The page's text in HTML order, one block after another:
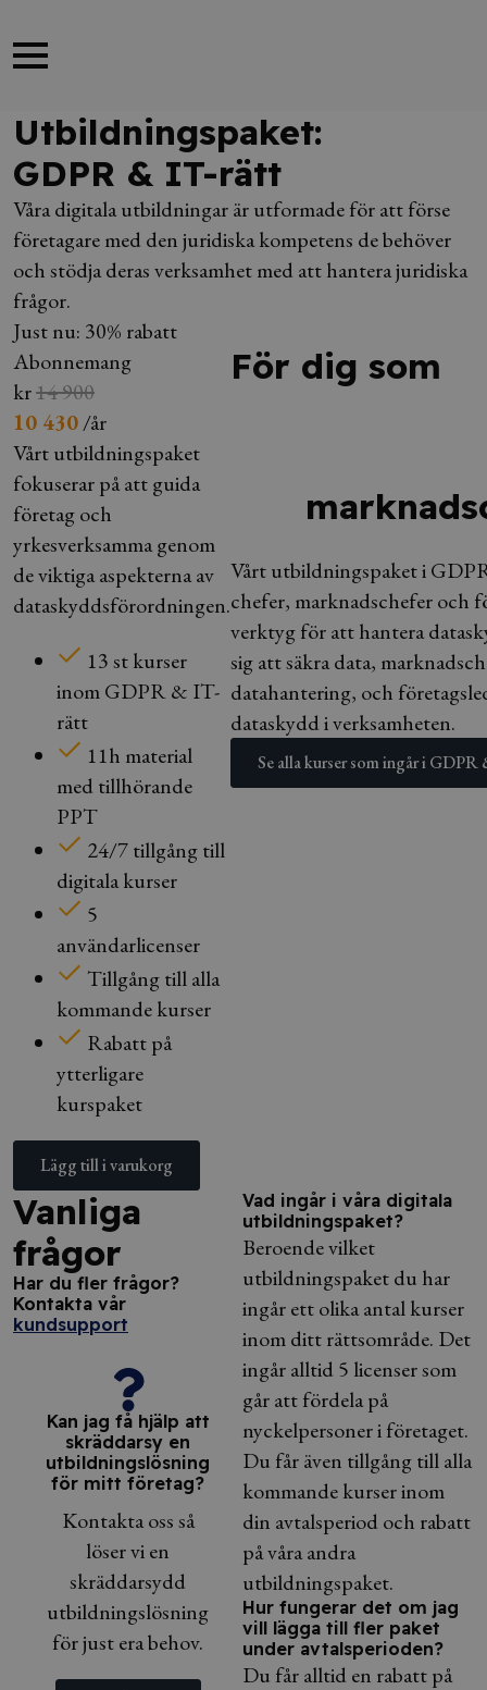
Utbildningspaket:
GDPR & IT-rätt
Våra digitala utbildningar är utformade för att förse
företagare med den juridiska kompetens de behöver
och stödja deras verksamhet med att hantera juridiska
frågor.
Just nu: 30% rabatt
Abonnemang
kr14 900
10 430/år
Vårt utbildningspaket
fokuserar på att guida
företag och
yrkesverksamma genom
de viktiga aspekterna av
dataskyddsförordningen.
13 st kurser
inom GDPR & IT-
rätt
11h material
med tillhörande
PPT
24/7 tillgång till
digitala kurser
5
användarlicenser
Tillgång till alla
kommande kurser
Rabatt på
ytterligare
kurspaket
Lägg till i varukorg
För dig som
Vårt utbildningspaket i
chefer, marknadschefer och
verktyg för att hantera
sig att säkra data,
datahantering, och
dataskydd i verksamheten.
Se alla kurser som ingår i
Vanliga
frågor
Har du fler frågor?
Kontakta vår
kundsupport
Kan jag få hjälp att
skräddarsy en
utbildningslösning
för mitt företag?
Kontakta oss så
löser vi en
skräddarsydd
utbildningslösning
för just era behov.
Vad ingår i våra digitala
utbildningspaket?
Beroende vilket
utbildningspaket du har
ingår ett olika antal kurser
inom ditt rättsområde. Det
ingår alltid 5 licenser som
går att fördela på
nyckelpersoner i företaget.
Du får även tillgång till alla
kommande kurser inom
din avtalsperiod och rabatt
på våra andra
utbildningspaket.
Hur fungerar det om jag
vill lägga till fler paket
under avtalsperioden?
Du får alltid en rabatt på